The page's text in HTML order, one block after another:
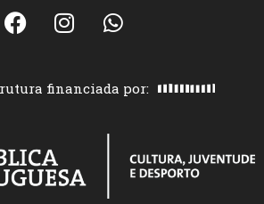
financiada por: